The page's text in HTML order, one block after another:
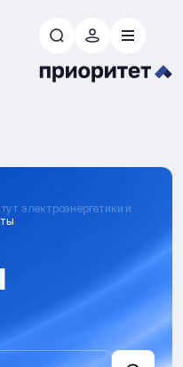
электроэнергетики и